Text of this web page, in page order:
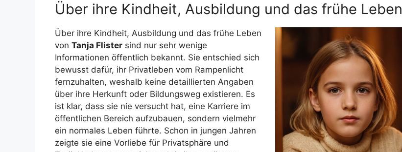
Über ihre Kindheit, Ausbildung und das frühe Leben
Über ihre Kindheit, Ausbildung und das frühe Leben
von Tanja Flister sind nur sehr wenige
Informationen öffentlich bekannt. Sie entschied sich
bewusst dafür, ihr Privatleben vom Rampenlicht
fernzuhalten, weshalb keine detaillierten Angaben
über ihre Herkunft oder Bildungsweg existieren. Es
ist klar, dass sie nie versucht hat, eine Karriere im
öffentlichen Bereich aufzubauen, sondern vielmehr
ein normales Leben führte. Schon in jungen Jahren
zeigte sie eine Vorliebe für Privatsphäre und